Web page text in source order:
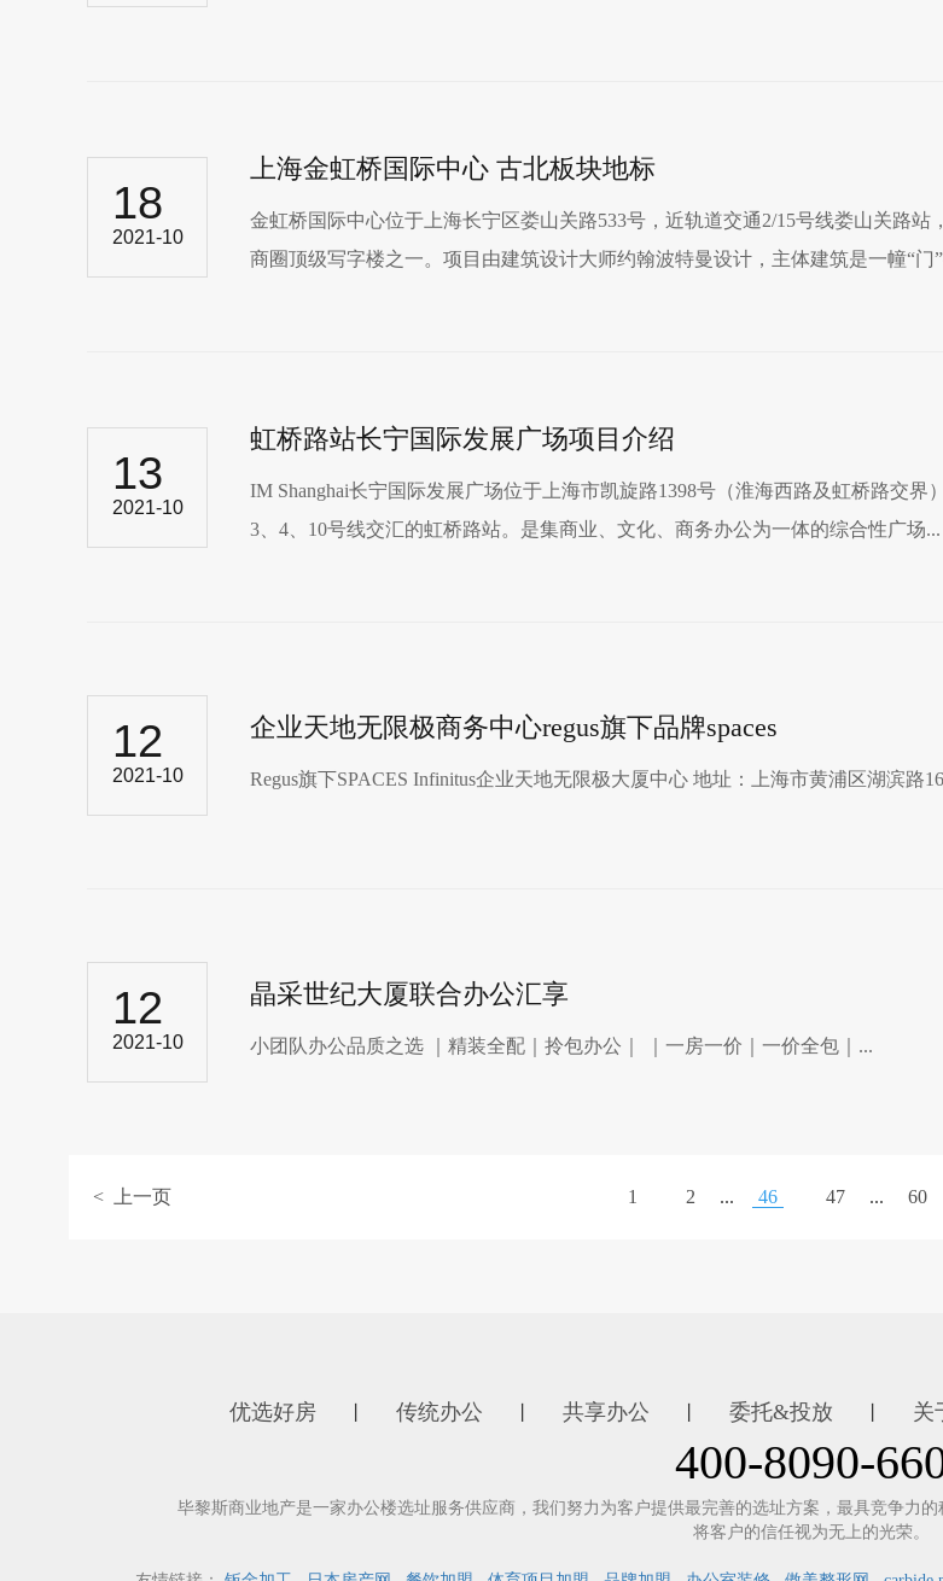
18
2021-10
上海金虹桥国际中心 古北板块地标
金虹桥国际中心位于上海长宁区娄山关路533号，近轨道交通2/15号线娄山关路站
商圈顶级写字楼之一。项目由建筑设计大师约翰波特曼设计，主体建筑是一幢“门
13
2021-10
虹桥路站长宁国际发展广场项目介绍
IM Shanghai长宁国际发展广场位于上海市凯旋路1398号（淮海西路及虹桥路交界
3、4、10号线交汇的虹桥路站。是集商业、文化、商务办公为一体的综合性广场...
12
2021-10
企业天地无限极商务中心regus旗下品牌spaces
Regus旗下SPACES Infinitus企业天地无限极大厦中心 地址：上海市黄浦区湖滨路
12
2021-10
晶采世纪大厦联合办公汇享
小团队办公品质之选 ｜精装全配｜拎包办公｜ ｜一房一价｜一价全包｜...
1 2 ... 46 47 ... 60
< 上一页
优选好房 传统办公 共享办公 委托&投放 关
400-8090-
毕黎斯商业地产是一家办公楼选址服务供应商，我们努力为客户提供最完善的选址方案，最具竞争力
将客户的信任视为无上的光荣。